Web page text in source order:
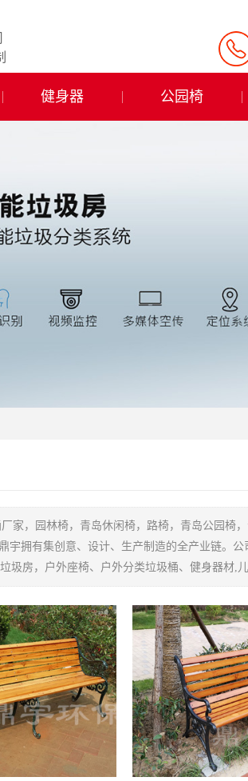
健身器 公园椅
家，园林椅，青岛休闲椅，路椅，青岛公园椅
拥有集创意、设计、生产制造的全产业链。公
房，户外座椅、户外分类垃圾桶、健身器材,儿